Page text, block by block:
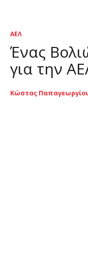
ΑΕΛ
Ένας
για την
Κώστας